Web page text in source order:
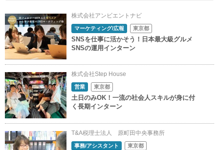
株式会社アンビエントナビ
マーケティング/広報 東京都
SNSを仕事に活かそう！日本最大級グルメ
SNSの運用インターン
株式会社Step House
営業 東京都
土日のみOK！一流の社会人スキルが身に付
く長期インターン
T&A税理士法人 原町田中央事務所
事務/アシスタント 東京都